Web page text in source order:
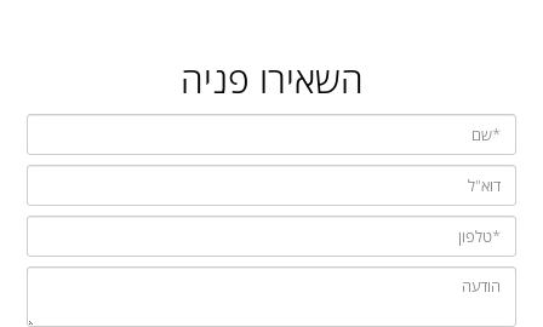
השאירו פניה